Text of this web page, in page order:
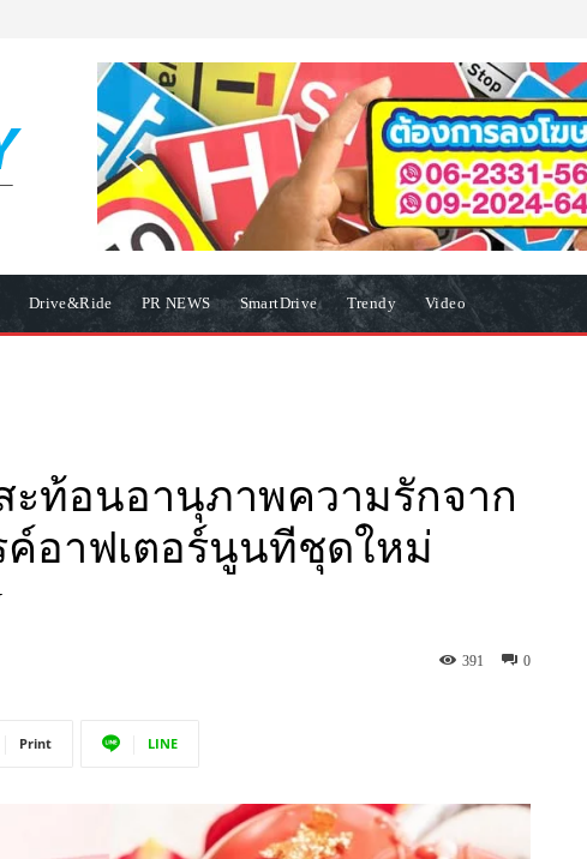
Drive&Ride PR NEWS SmartDrive Trendy Video
ะท้อนอานุภาพความรักจาก
ค์อาฟเตอร์นูนทีชุดใหม่
0
391
Print LINE